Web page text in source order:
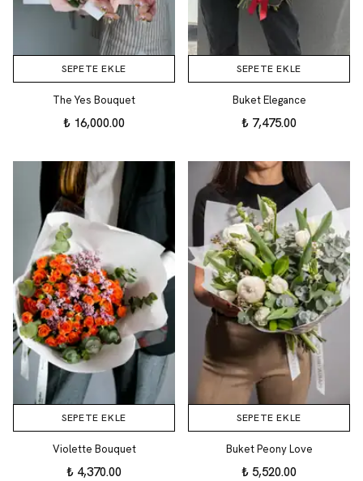
SEPETE EKLE
The Yes Bouquet
₺ 16,000.00
SEPETE EKLE
Buket Elegance
₺ 7,475.00
SEPETE EKLE
Violette Bouquet
₺ 4,370.00
SEPETE EKLE
Buket Peony Love
₺ 5,520.00